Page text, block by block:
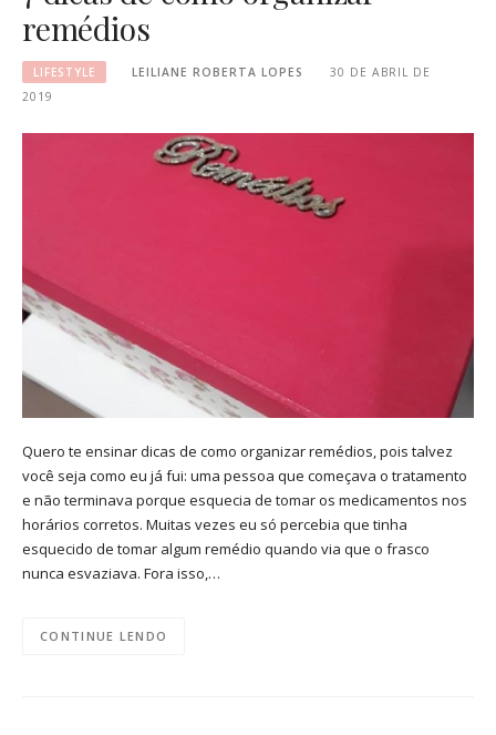
remédios
LIFESTYLE LEILIANE ROBERTA LOPES
30 DE ABRIL DE
2019
Quero te ensinar dicas de como organizar remédios, pois talvez
você seja como eu já fui: uma pessoa que começava o tratamento
e não terminava porque esquecia de tomar os medicamentos nos
horários corretos. Muitas vezes eu só percebia que tinha
esquecido de tomar algum remédio quando via que o frasco
nunca esvaziava. Fora isso,…
CONTINUE LENDO